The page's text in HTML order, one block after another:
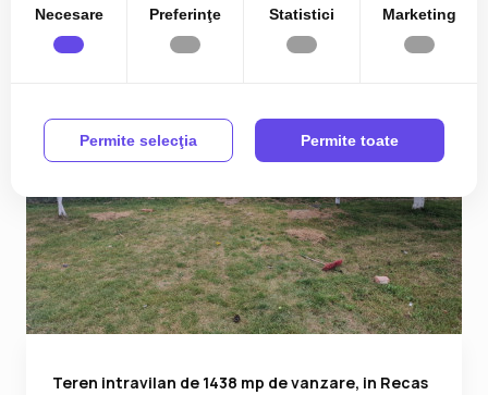
Teren intravilan de 1438 mp de vanzare, in Recas
Necesare Preferinţe Statistici Marketing
Permite selecţia Permite toate